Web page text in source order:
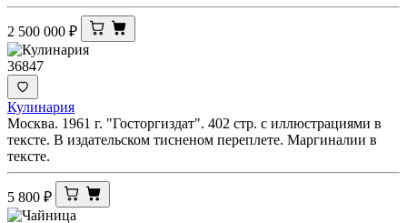
2 500 000 ₽
36847
Кулинария
Москва. 1961 г. "Госторгиздат". 402 стр. с иллюстрациями в
тексте. В издательском тисненом переплете. Маргиналии в
тексте.
5 800 ₽